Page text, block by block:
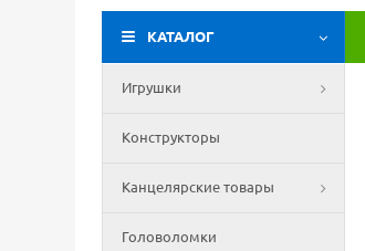
КАТАЛОГ
Игрушки
Конструкторы
Канцелярские товары
Головоломки